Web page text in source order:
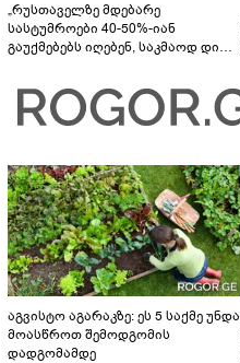
„რუსთაველზე მდებარე
სასტუმროები 40-50%-იან
გაუქმებებს იღებენ, საკმაოდ დიდი
შეხვდებოდა“
აგვისტო აგარაკზე: ეს 5 საქმე უნდა
მოასწროთ შემოდგომის
დადგომამდე